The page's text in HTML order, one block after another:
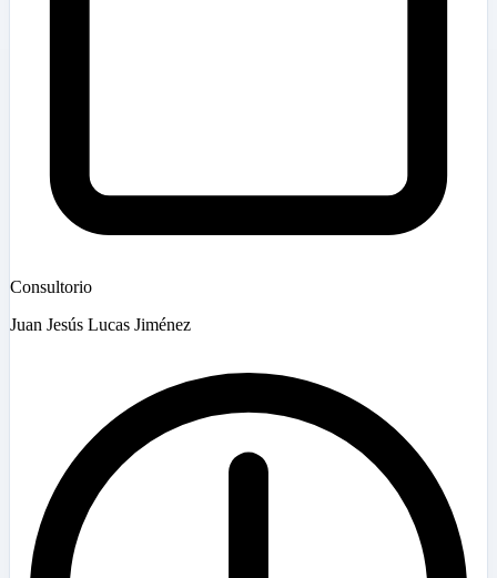
Consultorio
Juan Jesús Lucas Jiménez